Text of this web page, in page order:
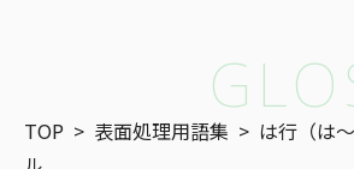
表面処理の
お問
TOP > 表面処理用語集 > は行（は〜